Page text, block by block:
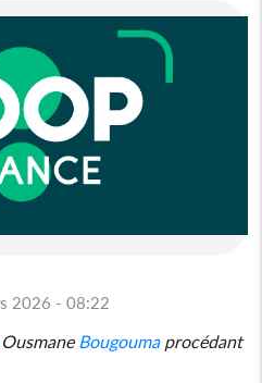
2026 - 08:22
Bougoumaprocédant